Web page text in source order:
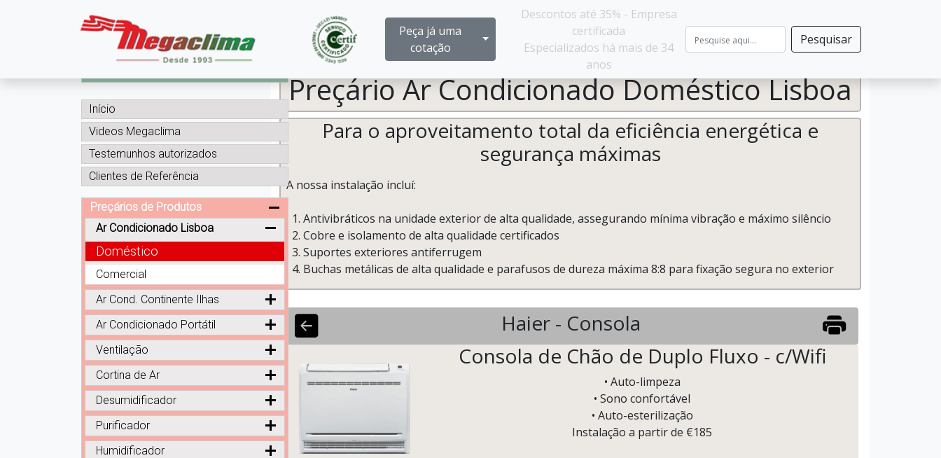
Peça já uma
cotação
Mostra/Esconde Menu
Descontos até 35% - Empresa
certificada
Especializados há mais de 34
anos
Pesquisar
Início
Videos Megaclima
Testemunhos autorizados
Clientes de Referência
Preçários de Produtos
Ar Condicionado Lisboa
Doméstico
Comercial
Ar Cond. Continente Ilhas
Ar Condicionado Portátil
Ventilação
Cortina de Ar
Desumidificador
Purificador
Humidificador
Preçário Ar Condicionado Doméstico Lisboa
Para o aproveitamento total da eficiência energética e
segurança máximas
A nossa instalação incluí:
Antivibráticos na unidade exterior de alta qualidade, assegurando mínima vibração e máximo silêncio
Cobre e isolamento de alta qualidade certificados
Suportes exteriores antiferrugem
Buchas metálicas de alta qualidade e parafusos de dureza máxima 8:8 para fixação segura no exterior
Haier - Consola
Consola de Chão de Duplo Fluxo - c/Wifi
• Auto-limpeza
• Sono confortável
• Auto-esterilização
Instalação a partir de €185